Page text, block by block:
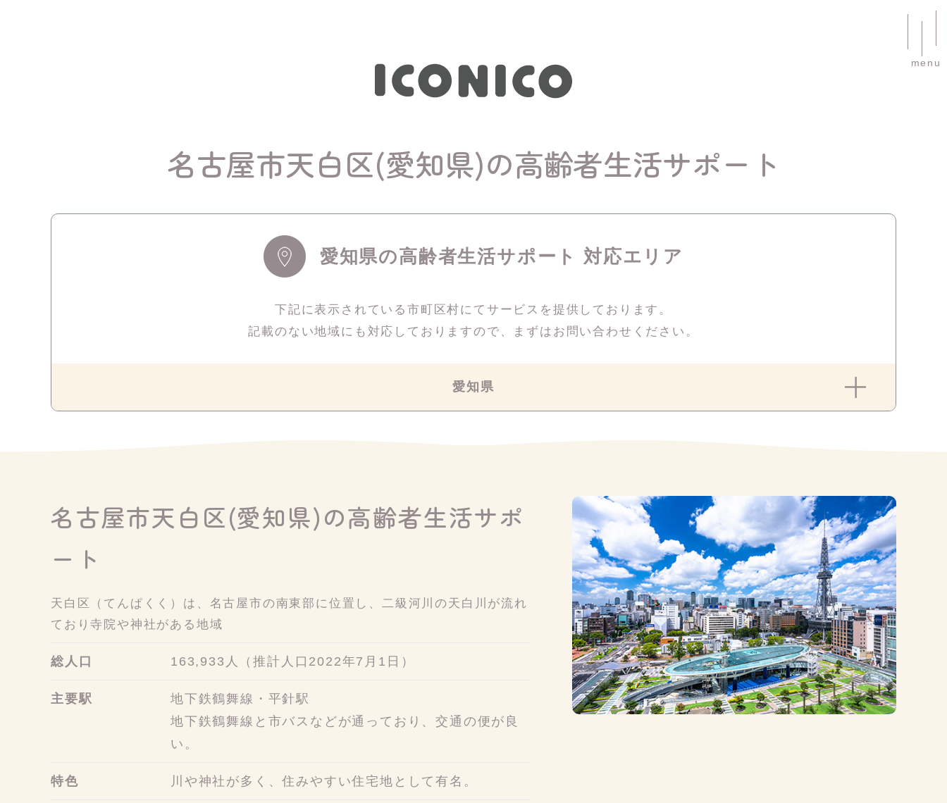
menu
名古屋市天白区(愛知県)の高齢者生活サポート
愛知県の高齢者生活サポート 対応エリア
下記に表示されている市町区村にてサービスを 提供しております。
記載のない地域にも対応しておりますので、
まずはお問い合わせください。
愛知県
名古屋市天白区(愛知県)の高齢者生活サポ
ート
天白区（てんぱくく）は、名古屋市の南東部に位置し、二級河川の天白川が流れ
ており寺院や神社がある地域
総人口 163,933人（推計人口2022年7月1日）
主要駅
地下鉄鶴舞線・平針駅
地下鉄鶴舞線と市バスなどが通っており、交通の便が良
い。
特色 川や神社が多く、住みやすい住宅地として有名。